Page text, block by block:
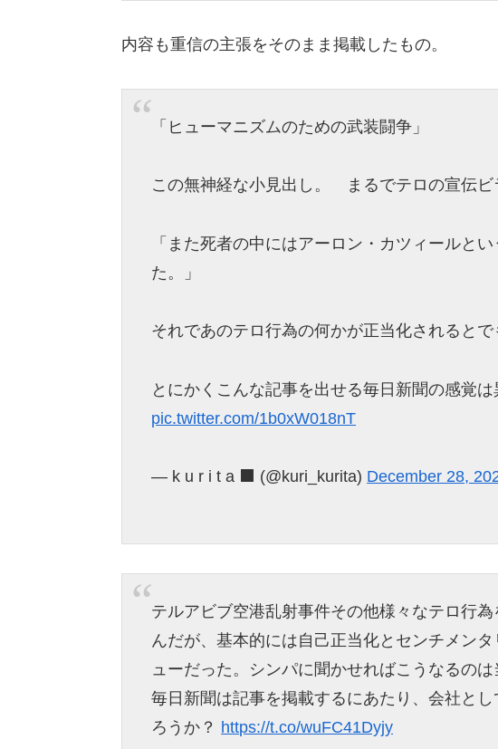
内容も重信の主張をそのまま掲載したもの。
「ヒューマニズムのための武装闘争」
この無神経な小見出し。 まるでテロの宣伝ビ
「また死者の中にはアーロン・カツィールと
た。」
それであのテロ行為の何かが正当化されるとで
とにかくこんな記事を出せる毎日新聞の感覚は
pic.twitter.com/1b0xW018nT
— k u r i t a ‍⬛ (@kuri_kurita) December 28,
テルアビブ空港乱射事件その他様々なテロ行
んだが、基本的には自己正当化とセンチメン
ューだった。シンパに聞かせればこうなるのは
毎日新聞は記事を掲載するにあたり、会社と
ろうか？ https://t.co/wuFC41Dyjy